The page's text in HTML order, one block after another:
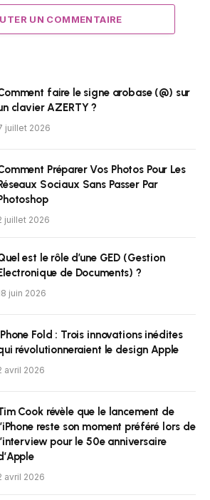
UN COMMENTAIRE
faire le signe arobase (@) sur
clavier AZERTY ?
juillet 2026
Préparer Vos Photos Pour Les
Sociaux Sans Passer Par
juillet 2026
est le rôle d’une GED (Gestion
de Documents) ?
juin 2026
Fold : Trois innovations inédites
révolutionneraient le design Apple
avril 2026
Cook révèle que le lancement de
l’iPhone reste son moment préféré lors de
l’interview pour le 50e anniversaire
avril 2026